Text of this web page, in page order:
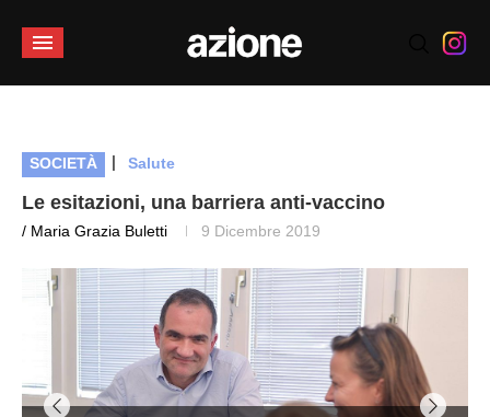
SOCIETÀ | Salute
Le esitazioni, una barriera anti-vaccino
/ Maria Grazia Buletti 9 Dicembre 2019